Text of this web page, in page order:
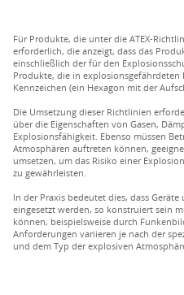
Für Produkte, die unter die ATEX-
erforderlich, die anzeigt, dass das
einschließlich der für den
Produkte, die in explosionsgefährdeten
Kennzeichen (ein Hexagon mit der
Die Umsetzung dieser Richtlinien
über die Eigenschaften von Gasen,
Explosionsfähigkeit. Ebenso müssen
Atmosphären auftreten können,
umsetzen, um das Risiko einer
zu gewährleisten.
In der Praxis bedeutet dies, dass
eingesetzt werden, so konstruiert sein
können, beispielsweise durch
Anforderungen variieren je nach der
und dem Typ der explosiven